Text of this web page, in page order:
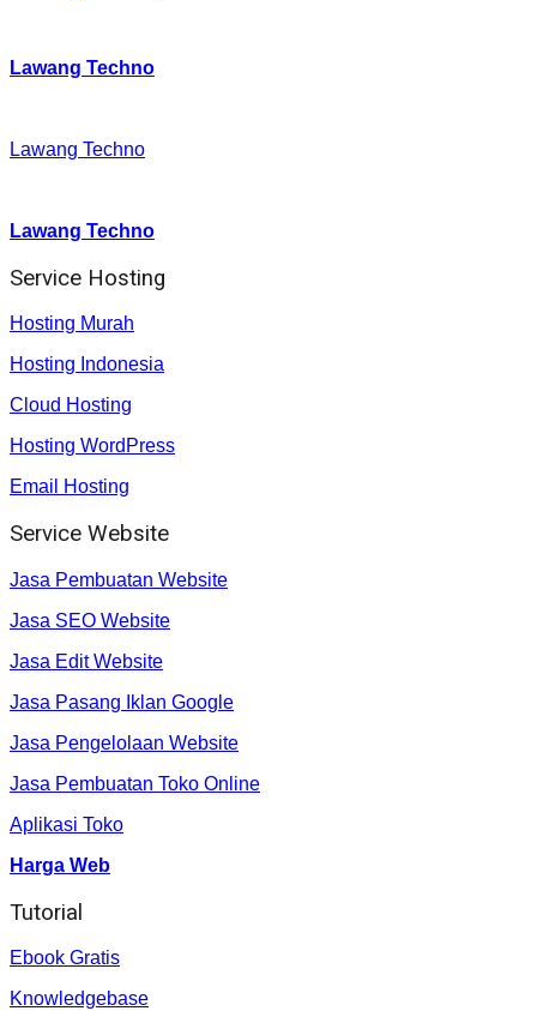
Lawang Techno
Lawang Techno
Lawang Techno
Service Hosting
Hosting Murah
Hosting Indonesia
Cloud Hosting
Hosting WordPress
Email Hosting
Service Website
Jasa Pembuatan Website
Jasa SEO Website
Jasa Edit Website
Jasa Pasang Iklan Google
Jasa Pengelolaan Website
Jasa Pembuatan Toko Online
Aplikasi Toko
Harga Web
Tutorial
Ebook Gratis
Knowledgebase